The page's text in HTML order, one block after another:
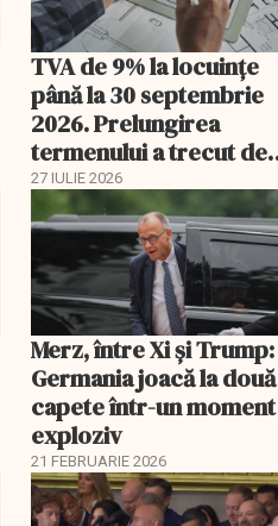
TVA de 9% la locuințe
până la 30 septembrie
2026. Prelungirea
termenului a trecut de
comisia din Parlament
27 IULIE 2026
Merz, între Xi și Trump:
Germania joacă la două
capete într-un moment
exploziv
21 FEBRUARIE 2026